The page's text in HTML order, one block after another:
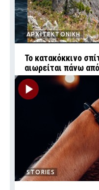
ΑΡΧΙΤΕΚΤΟΝΙΚΗ
Το κατακόκκινο
αιωρείται πάνω
STORIES